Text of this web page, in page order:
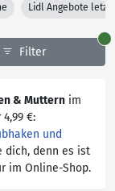
Lidl Angebote
Filter
& Muttern im
€:
und
dich, denn es ist
im Online-Shop.